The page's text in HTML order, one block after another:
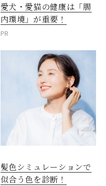
愛犬・愛猫の健康は「腸
内環境」が重要！
PR
髪色シミュレーションで
似合う色を診断！